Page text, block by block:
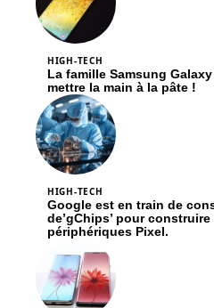
HIGH-TECH
La famille Samsung
mettre la main à la pâte !
HIGH-TECH
Google est en train de
de’gChips’ pour
périphériques Pixel.